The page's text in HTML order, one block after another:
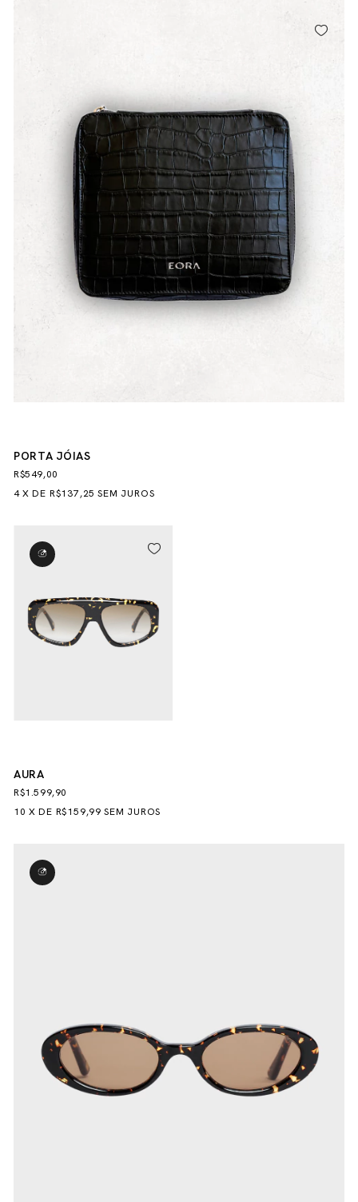
PORTA JÓIAS
R$549,00
4XDE R$137,25 SEM JUROS
AURA
R$1.599,90
10 XDE R$159,99 SEM JUROS